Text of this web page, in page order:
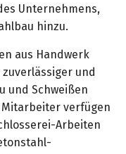
Unternehmens,
hinzu.
aus Handwerk
und
und Schweißen
verfügen
Arbeiten